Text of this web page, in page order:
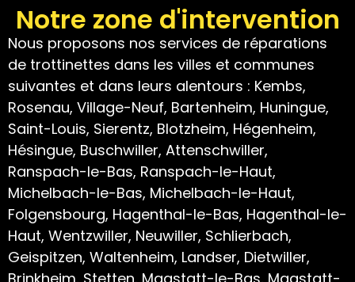
Notre zone d'intervention
Nous proposons nos services de réparations
de trottinettes dans les villes et communes
suivantes et dans leurs alentours : Kembs,
Rosenau, Village-Neuf, Bartenheim, Huningue,
Saint-Louis, Sierentz, Blotzheim, Hégenheim,
Hésingue, Buschwiller, Attenschwiller,
Ranspach-le-Bas, Ranspach-le-Haut,
Michelbach-le-Bas, Michelbach-le-Haut,
Folgensbourg, Hagenthal-le-Bas, Hagenthal-le-
Haut, Wentzwiller, Neuwiller, Schlierbach,
Geispitzen, Waltenheim, Landser, Dietwiller,